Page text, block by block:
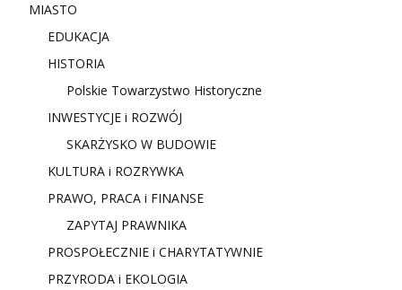
MIASTO
EDUKACJA
HISTORIA
Polskie Towarzystwo Historyczne
INWESTYCJE i ROZWÓJ
SKARŻYSKO W BUDOWIE
KULTURA i ROZRYWKA
PRAWO, PRACA i FINANSE
ZAPYTAJ PRAWNIKA
PROSPOŁECZNIE i CHARYTATYWNIE
PRZYRODA i EKOLOGIA